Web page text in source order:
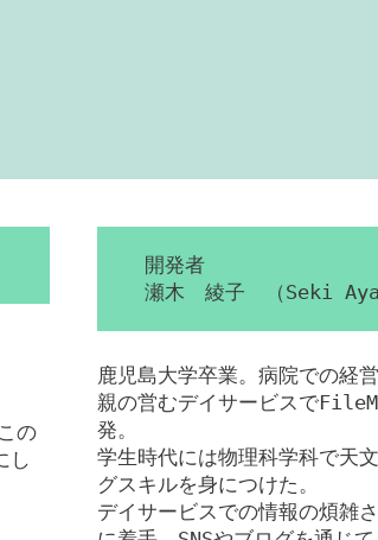
の
し
開発者
瀬木 綾子 （Seki
鹿児島大学卒業。病院での経
親の営むデイサービスで
発。
学生時代には物理科学科で天
グスキルを身につけた。
デイサービスでの情報の煩雑